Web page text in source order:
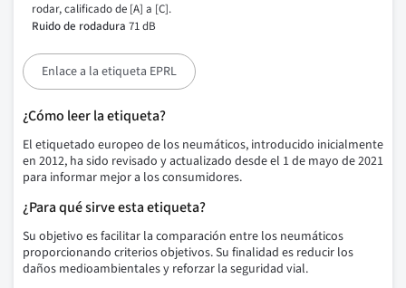
rodar, calificado de [A] a [C].
Ruido de rodadura 71 dB
Enlace a la etiqueta EPRL
¿Cómo leer la etiqueta?
El etiquetado europeo de los neumáticos, introducido inicialmente
en 2012, ha sido revisado y actualizado desde el 1 de mayo de 2021
para informar mejor a los consumidores.
¿Para qué sirve esta etiqueta?
Su objetivo es facilitar la comparación entre los neumáticos
proporcionando criterios objetivos. Su finalidad es reducir los
daños medioambientales y reforzar la seguridad vial.